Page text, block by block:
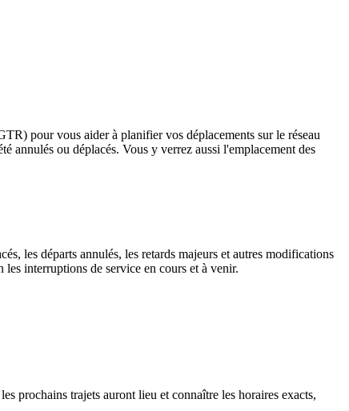
pour vous aider à planifier vos déplacements sur le réseau
annulés ou déplacés. Vous y verrez aussi l'emplacement des
les départs annulés, les retards majeurs et autres modifications
interruptions de service en cours et à venir.
prochains trajets auront lieu et connaître les horaires exacts,